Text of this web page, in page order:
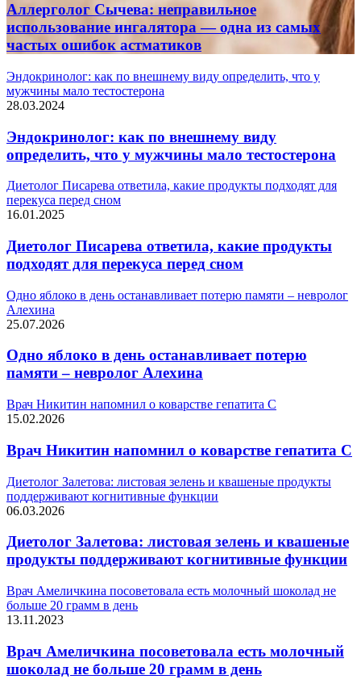
Аллерголог Сычева: неправильное
использование ингалятора — одна из самых
частых ошибок астматиков
Эндокринолог: как по внешнему виду определить, что у
мужчины мало тестостерона
28.03.2024
Эндокринолог: как по внешнему виду
определить, что у мужчины мало тестостерона
Диетолог Писарева ответила, какие продукты подходят для
перекуса перед сном
16.01.2025
Диетолог Писарева ответила, какие продукты
подходят для перекуса перед сном
Одно яблоко в день останавливает потерю памяти – невролог
Алехина
25.07.2026
Одно яблоко в день останавливает потерю
памяти – невролог Алехина
Врач Никитин напомнил о коварстве гепатита С
15.02.2026
Врач Никитин напомнил о коварстве гепатита С
Диетолог Залетова: листовая зелень и квашеные продукты
поддерживают когнитивные функции
06.03.2026
Диетолог Залетова: листовая зелень и квашеные
продукты поддерживают когнитивные функции
Врач Амеличкина посоветовала есть молочный шоколад не
больше 20 грамм в день
13.11.2023
Врач Амеличкина посоветовала есть молочный
шоколад не больше 20 грамм в день